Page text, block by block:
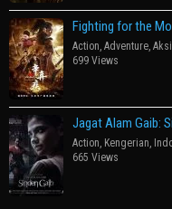
Fighting for the
Action, Adventure, Aksi
699 Views
Jagat Alam Gaib:
Action, Kengerian,
665 Views